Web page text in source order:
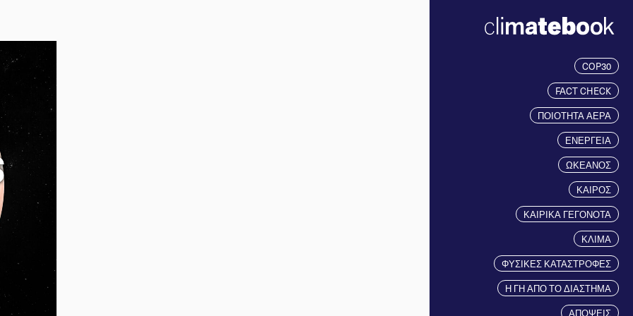
COP30
FACT CHECK
ΠΟΙΟΤΗΤΑ ΑΕΡΑ
ΕΝΕΡΓΕΙΑ
ΩΚΕΑΝΟΣ
ΚΑΙΡΟΣ
ΚΑΙΡΙΚΑ ΓΕΓΟΝΟΤΑ
ΚΛΙΜΑ
ΦΥΣΙΚΕΣ ΚΑΤΑΣΤΡΟΦΕΣ
Η ΓΗ ΑΠΟ ΤΟ ΔΙΑΣΤΗΜΑ
ΑΠΟΨΕΙΣ